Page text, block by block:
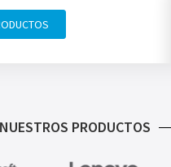
PRODUCTOS